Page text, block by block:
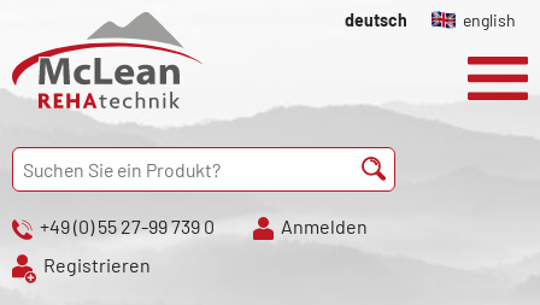
deutsch english
+49 (0) 55 27-99 739 0
Anmelden
Registrieren